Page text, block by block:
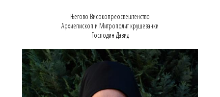
Његово Високопреосвештенство
Архиепископ и Митрополит крушевачки
Господин Давид